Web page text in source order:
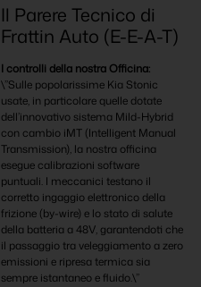
Il Parere Tecnico di
Frattin Auto (E-E-A-T)
I controlli della nostra Officina:
\”Sulle popolarissime Kia Stonic
usate, in particolare quelle dotate
dell’innovativo sistema Mild-Hybrid
con cambio iMT (Intelligent Manual
Transmission), la nostra officina
esegue calibrazioni software
puntuali. I meccanici testano il
corretto ingaggio elettronico della
frizione (by-wire) e lo stato di salute
della batteria a 48V, garantendoti che
il passaggio tra veleggiamento a zero
emissioni e ripresa termica sia
sempre istantaneo e fluido.\”